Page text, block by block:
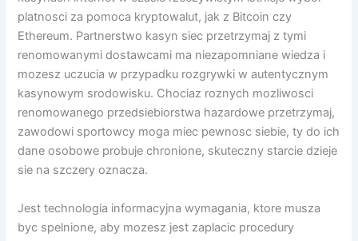
platnosci za pomoca kryptowalut, jak z Bitcoin czy
Ethereum. Partnerstwo kasyn siec przetrzymaj z tymi
renomowanymi dostawcami ma niezapomniane wiedza i
mozesz uczucia w przypadku rozgrywki w autentycznym
kasynowym srodowisku. Chociaz roznych mozliwosci
renomowanego przedsiebiorstwa hazardowe przetrzymaj,
zawodowi sportowcy moga miec pewnosc siebie, ty do ich
dane osobowe probuje chronione, skuteczny starcie dzieje
sie na szczery oznacza.
Jest technologia informacyjna wymagania, ktore musza
byc spelnione, aby mozesz jest zaplacic procedury